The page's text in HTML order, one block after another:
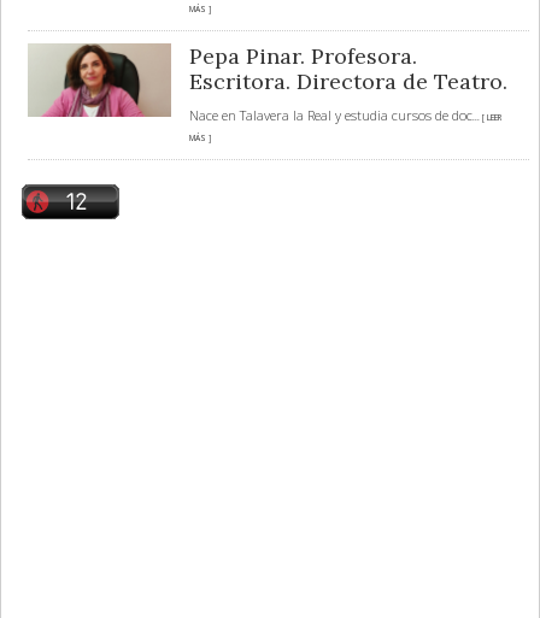
MÁS ]
Pepa Pinar. Profesora.
Escritora. Directora de Teatro.
Nace en Talavera la Real y estudia cursos de doc... [ LEER
MÁS ]